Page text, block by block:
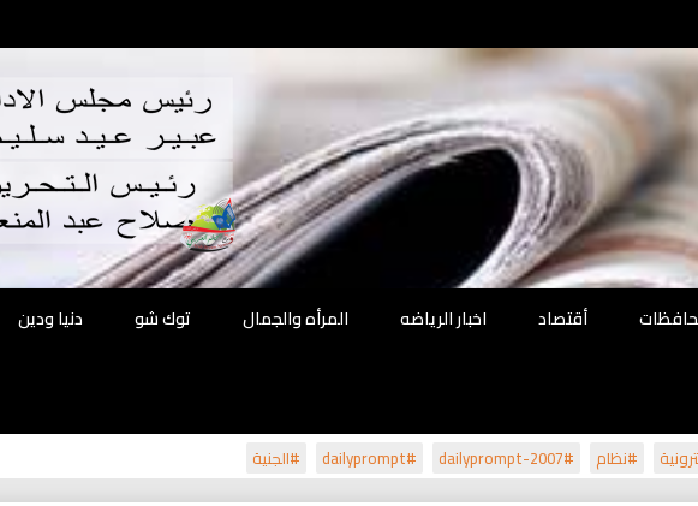
الحلم
أقتصاد اخبار الرياضه المرأه والجمال توك شو دنيا ودين
#نظام #dailyprompt-2007
#dailyprompt #الجنية